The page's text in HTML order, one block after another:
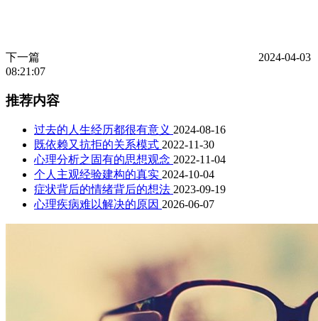
下一篇
2024-04-03
08:21:07
推荐内容
过去的人生经历都很有意义 2024-08-16
既依赖又抗拒的关系模式 2022-11-30
心理分析之固有的思想观念 2022-11-04
个人主观经验建构的真实 2024-10-04
症状背后的情绪背后的想法 2023-09-19
心理疾病难以解决的原因 2026-06-07